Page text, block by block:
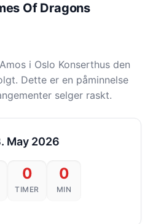
Of Dragons
i Oslo Konserthus den
Dette er en påminnelse
selger raskt.
May 2026
0
TIMER
0
MIN